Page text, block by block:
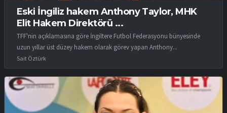
Eski İngiliz hakem Anthony Taylor, MHK
Elit Hakem Direktörü ...
TFF'nin açıklamasına göre İngiltere Futbol Federasyonu bünyesinde
uzun yıllar üst düzey hakem olarak görev yapan Anthony...
Sait Öztürk